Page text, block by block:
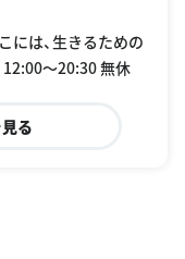
には、生きるための
〜20:30 無休
る